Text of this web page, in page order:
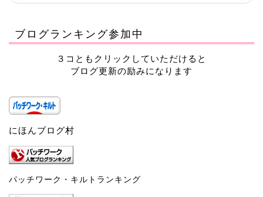
ブログランキング参加中
３コともクリックしていただけると
ブログ更新の励みになります
にほんブログ村
パッチワーク・キルトランキング